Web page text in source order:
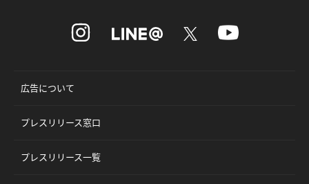
広告について
プレスリリース窓口
プレスリリース一覧